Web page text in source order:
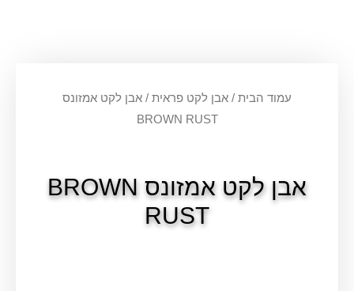
עמוד הבית / אבן לקט פראית / אבן לקט אמזונס
BROWN RUST
אבן לקט אמזונס BROWN
RUST